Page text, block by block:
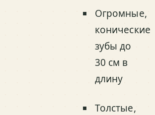
Огромные,
конические
зубы до
30 см в
длину
Толстые,